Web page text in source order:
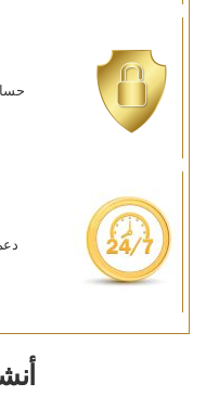
دعم ٢٤ ساعة طوال